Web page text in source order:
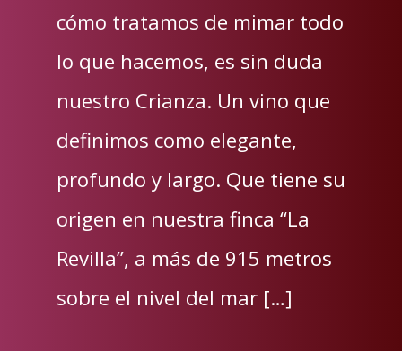
cómo tratamos de mimar todo
lo que hacemos, es sin duda
nuestro Crianza. Un vino que
definimos como elegante,
profundo y largo. Que tiene su
origen en nuestra finca “La
Revilla”, a más de 915 metros
sobre el nivel del mar […]